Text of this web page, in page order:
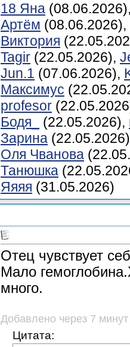
18 Яна
Aртём (08.06.2026),
Bиктория
Tagir (22.05.2026),
Jun.1 (07.06.2026),
Mаксимус
profesor
Бодя_
(22.05.2026),
Заринa
Оля Чванова
Танюшкa
Яяяя (31.05.2026)
Отец чувствует
Мало
много.
Добавлено через 7 минут
Цитата: